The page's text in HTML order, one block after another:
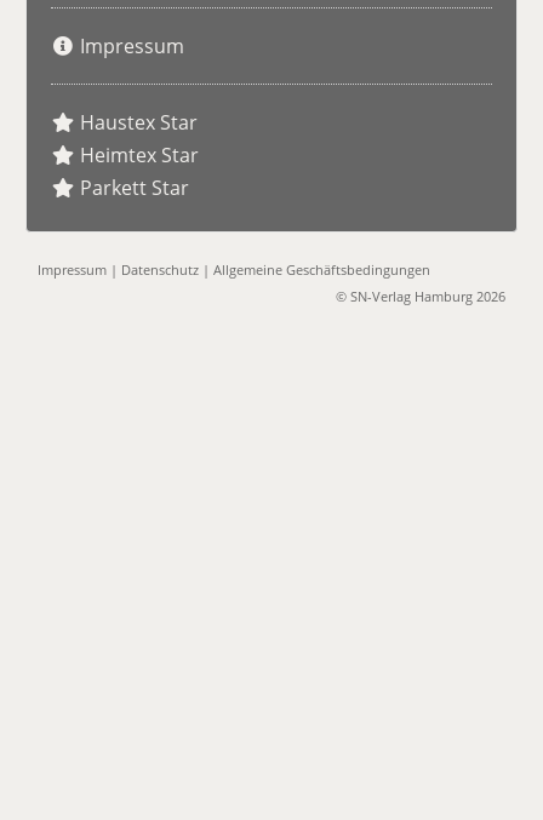
Impressum
Haustex Star
Heimtex Star
Parkett Star
Impressum | Datenschutz |Allgemeine Geschäftsbedingungen
© SN-Verlag Hamburg 2026